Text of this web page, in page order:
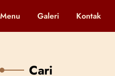
Menu Galeri Kontak
Cari